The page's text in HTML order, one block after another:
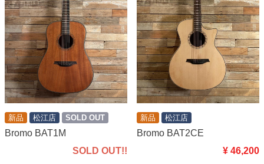
新品 松江店 SOLD OUT
Bromo BAT1M
SOLD OUT!!
新品 松江店
Bromo BAT2CE
¥ 46,200